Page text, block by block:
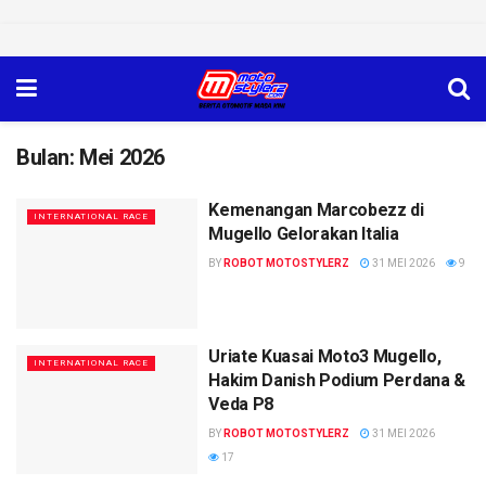
Bulan: Mei 2026
INTERNATIONAL RACE
Kemenangan Marcobezz di
Mugello Gelorakan Italia
BY ROBOT MOTOSTYLERZ 31 MEI 2026 9
INTERNATIONAL RACE
Uriate Kuasai Moto3 Mugello,
Hakim Danish Podium Perdana &
Veda P8
BY ROBOT MOTOSTYLERZ
31 MEI 2026
17